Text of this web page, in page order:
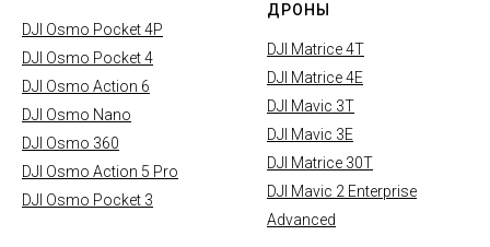
DJI Osmo Pocket 4P
DJI Osmo Pocket 4
DJI Osmo Action 6
DJI Osmo Nano
DJI Osmo 360
DJI Osmo Action 5 Pro
DJI Osmo Pocket 3
ДРОНЫ
DJI Matrice 4T
DJI Matrice 4E
DJI Mavic 3T
DJI Mavic 3E
DJI Matrice 30T
DJI Mavic 2 Enterprise
Advanced